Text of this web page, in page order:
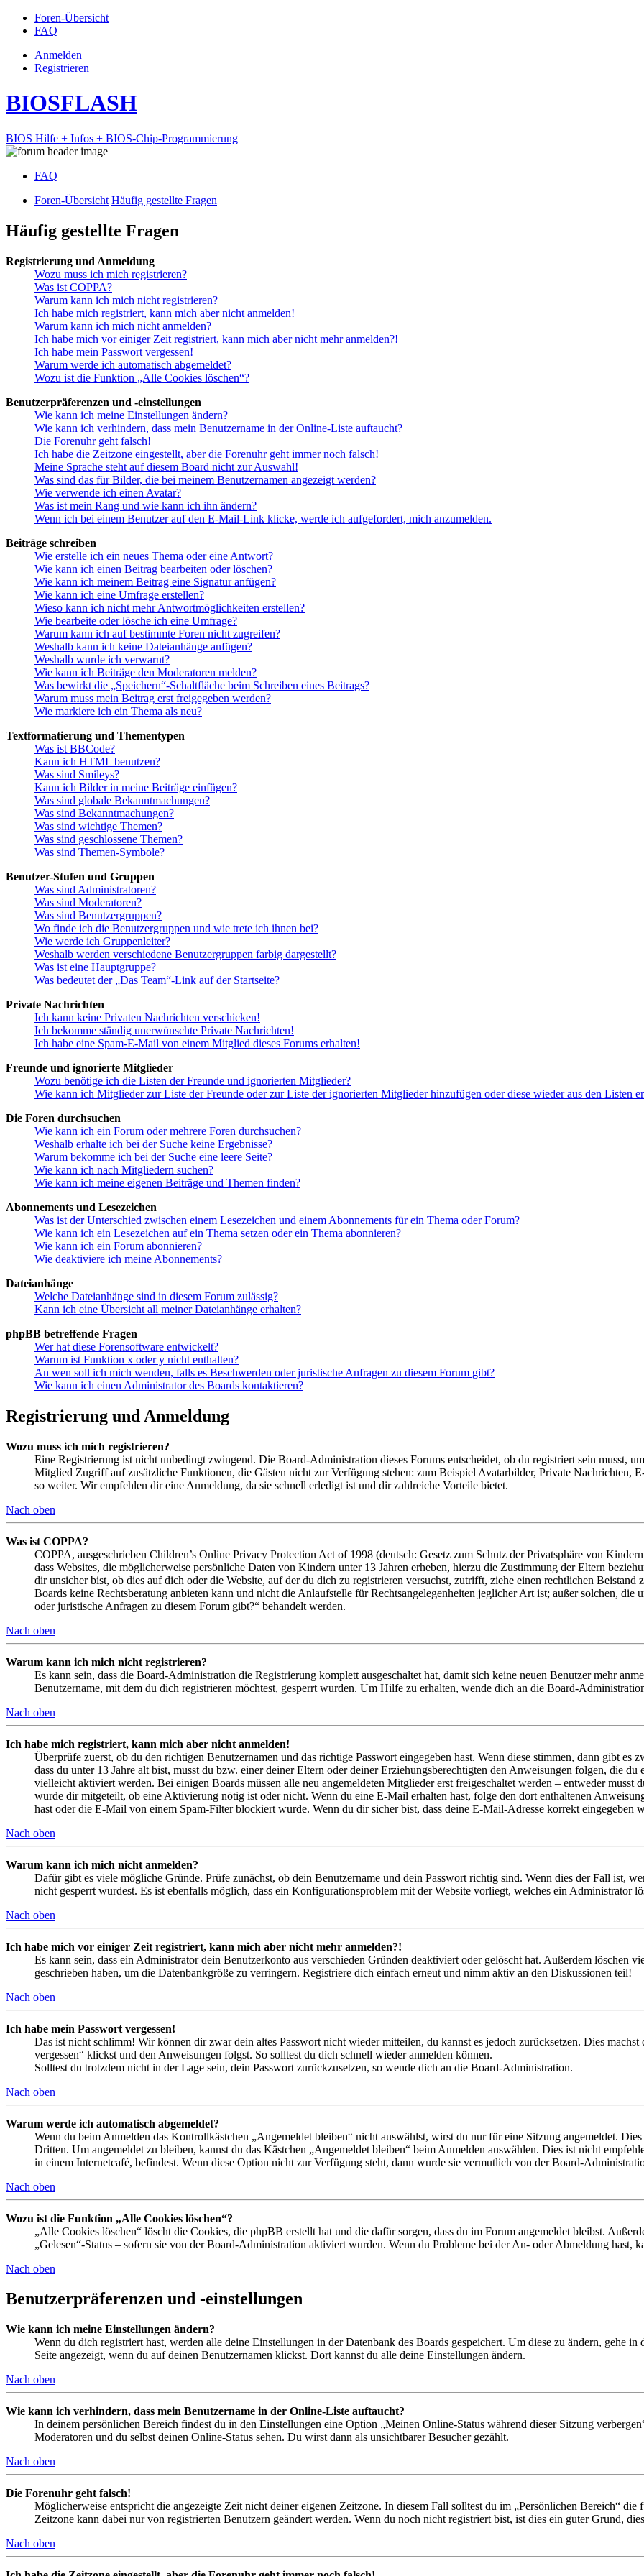
Foren-Übersicht
FAQ
Anmelden
Registrieren
BIOSFLASH
BIOS Hilfe + Infos + BIOS-Chip-Programmierung
FAQ
Foren-Übersicht Häufig gestellte Fragen
Häufig gestellte Fragen
Registrierung und Anmeldung
Wozu muss ich mich registrieren?
Was ist COPPA?
Warum kann ich mich nicht registrieren?
Ich habe mich registriert, kann mich aber nicht anmelden!
Warum kann ich mich nicht anmelden?
Ich habe mich vor einiger Zeit registriert, kann mich aber nicht mehr anmelden?!
Ich habe mein Passwort vergessen!
Warum werde ich automatisch abgemeldet?
Wozu ist die Funktion „Alle Cookies löschen“?
Benutzerpräferenzen und -einstellungen
Wie kann ich meine Einstellungen ändern?
Wie kann ich verhindern, dass mein Benutzername in der Online-Liste auftaucht?
Die Forenuhr geht falsch!
Ich habe die Zeitzone eingestellt, aber die Forenuhr geht immer noch falsch!
Meine Sprache steht auf diesem Board nicht zur Auswahl!
Was sind das für Bilder, die bei meinem Benutzernamen angezeigt werden?
Wie verwende ich einen Avatar?
Was ist mein Rang und wie kann ich ihn ändern?
Wenn ich bei einem Benutzer auf den E-Mail-Link klicke, werde ich aufgefordert, mich anzumelden.
Beiträge schreiben
Wie erstelle ich ein neues Thema oder eine Antwort?
Wie kann ich einen Beitrag bearbeiten oder löschen?
Wie kann ich meinem Beitrag eine Signatur anfügen?
Wie kann ich eine Umfrage erstellen?
Wieso kann ich nicht mehr Antwortmöglichkeiten erstellen?
Wie bearbeite oder lösche ich eine Umfrage?
Warum kann ich auf bestimmte Foren nicht zugreifen?
Weshalb kann ich keine Dateianhänge anfügen?
Weshalb wurde ich verwarnt?
Wie kann ich Beiträge den Moderatoren melden?
Was bewirkt die „Speichern“-Schaltfläche beim Schreiben eines Beitrags?
Warum muss mein Beitrag erst freigegeben werden?
Wie markiere ich ein Thema als neu?
Textformatierung und Thementypen
Was ist BBCode?
Kann ich HTML benutzen?
Was sind Smileys?
Kann ich Bilder in meine Beiträge einfügen?
Was sind globale Bekanntmachungen?
Was sind Bekanntmachungen?
Was sind wichtige Themen?
Was sind geschlossene Themen?
Was sind Themen-Symbole?
Benutzer-Stufen und Gruppen
Was sind Administratoren?
Was sind Moderatoren?
Was sind Benutzergruppen?
Wo finde ich die Benutzergruppen und wie trete ich ihnen bei?
Wie werde ich Gruppenleiter?
Weshalb werden verschiedene Benutzergruppen farbig dargestellt?
Was ist eine Hauptgruppe?
Was bedeutet der „Das Team“-Link auf der Startseite?
Private Nachrichten
Ich kann keine Privaten Nachrichten verschicken!
Ich bekomme ständig unerwünschte Private Nachrichten!
Ich habe eine Spam-E-Mail von einem Mitglied dieses Forums erhalten!
Freunde und ignorierte Mitglieder
Wozu benötige ich die Listen der Freunde und ignorierten Mitglieder?
Wie kann ich Mitglieder zur Liste der Freunde oder zur Liste der ignorierten Mitglieder hinzufügen oder diese wieder aus den Listen
Die Foren durchsuchen
Wie kann ich ein Forum oder mehrere Foren durchsuchen?
Weshalb erhalte ich bei der Suche keine Ergebnisse?
Warum bekomme ich bei der Suche eine leere Seite?
Wie kann ich nach Mitgliedern suchen?
Wie kann ich meine eigenen Beiträge und Themen finden?
Abonnements und Lesezeichen
Was ist der Unterschied zwischen einem Lesezeichen und einem Abonnements für ein Thema oder Forum?
Wie kann ich ein Lesezeichen auf ein Thema setzen oder ein Thema abonnieren?
Wie kann ich ein Forum abonnieren?
Wie deaktiviere ich meine Abonnements?
Dateianhänge
Welche Dateianhänge sind in diesem Forum zulässig?
Kann ich eine Übersicht all meiner Dateianhänge erhalten?
phpBB betreffende Fragen
Wer hat diese Forensoftware entwickelt?
Warum ist Funktion x oder y nicht enthalten?
An wen soll ich mich wenden, falls es Beschwerden oder juristische Anfragen zu diesem Forum gibt?
Wie kann ich einen Administrator des Boards kontaktieren?
Registrierung und Anmeldung
Wozu muss ich mich registrieren?
Eine Registrierung ist nicht unbedingt zwingend. Die Board-Administration dieses Forums entscheidet, ob du registriert sein musst,
Mitglied Zugriff auf zusätzliche Funktionen, die Gästen nicht zur Verfügung stehen: zum Beispiel Avatarbilder, Private Nachrichten,
so weiter. Wir empfehlen dir eine Anmeldung, da sie schnell erledigt ist und dir zahlreiche Vorteile bietet.
Nach oben
Was ist COPPA?
COPPA, ausgeschrieben Children’s Online Privacy Protection Act of 1998 (deutsch: Gesetz zum Schutz der Privatsphäre von
dass Websites, die möglicherweise persönliche Daten von Kindern unter 13 Jahren erheben, hierzu die Zustimmung der Eltern
dir unsicher bist, ob dies auf dich oder die Website, auf der du dich zu registrieren versuchst, zutrifft, ziehe einen rechtlichen
Boards keine Rechtsberatung anbieten kann und nicht die Anlaufstelle für Rechtsangelegenheiten jeglicher Art ist; außer solchen,
oder juristische Anfragen zu diesem Forum gibt?“ behandelt werden.
Nach oben
Warum kann ich mich nicht registrieren?
Es kann sein, dass die Board-Administration die Registrierung komplett ausgeschaltet hat, damit sich keine neuen Benutzer mehr
Benutzername, mit dem du dich registrieren möchtest, gesperrt wurden. Um Hilfe zu erhalten, wende dich an die Board-
Nach oben
Ich habe mich registriert, kann mich aber nicht anmelden!
Überprüfe zuerst, ob du den richtigen Benutzernamen und das richtige Passwort eingegeben hast. Wenn diese stimmen, dann gibt es
dass du unter 13 Jahre alt bist, musst du bzw. einer deiner Eltern oder deiner Erziehungsberechtigten den Anweisungen folgen, die
vielleicht aktiviert werden. Bei einigen Boards müssen alle neu angemeldeten Mitglieder erst freigeschaltet werden – entweder musst
wurde dir mitgeteilt, ob eine Aktivierung nötig ist oder nicht. Wenn du eine E-Mail erhalten hast, folge den dort enthaltenen
hast oder die E-Mail von einem Spam-Filter blockiert wurde. Wenn du dir sicher bist, dass deine E-Mail-Adresse korrekt eingegeben
Nach oben
Warum kann ich mich nicht anmelden?
Dafür gibt es viele mögliche Gründe. Prüfe zunächst, ob dein Benutzername und dein Passwort richtig sind. Wenn dies der Fall ist,
nicht gesperrt wurdest. Es ist ebenfalls möglich, dass ein Konfigurationsproblem mit der Website vorliegt, welches ein Administrator
Nach oben
Ich habe mich vor einiger Zeit registriert, kann mich aber nicht mehr anmelden?!
Es kann sein, dass ein Administrator dein Benutzerkonto aus verschieden Gründen deaktiviert oder gelöscht hat. Außerdem löschen
geschrieben haben, um die Datenbankgröße zu verringern. Registriere dich einfach erneut und nimm aktiv an den Diskussionen teil!
Nach oben
Ich habe mein Passwort vergessen!
Das ist nicht schlimm! Wir können dir zwar dein altes Passwort nicht wieder mitteilen, du kannst es jedoch zurücksetzen. Dies
vergessen“ klickst und den Anweisungen folgst. So solltest du dich schnell wieder anmelden können.
Solltest du trotzdem nicht in der Lage sein, dein Passwort zurückzusetzen, so wende dich an die Board-Administration.
Nach oben
Warum werde ich automatisch abgemeldet?
Wenn du beim Anmelden das Kontrollkästchen „Angemeldet bleiben“ nicht auswählst, wirst du nur für eine Sitzung angemeldet.
Dritten. Um angemeldet zu bleiben, kannst du das Kästchen „Angemeldet bleiben“ beim Anmelden auswählen. Dies ist nicht
in einem Internetcafé, befindest. Wenn diese Option nicht zur Verfügung steht, dann wurde sie vermutlich von der Board-
Nach oben
Wozu ist die Funktion „Alle Cookies löschen“?
„Alle Cookies löschen“ löscht die Cookies, die phpBB erstellt hat und die dafür sorgen, dass du im Forum angemeldet bleibst.
„Gelesen“-Status – sofern sie von der Board-Administration aktiviert wurden. Wenn du Probleme bei der An- oder Abmeldung hast,
Nach oben
Benutzerpräferenzen und -einstellungen
Wie kann ich meine Einstellungen ändern?
Wenn du dich registriert hast, werden alle deine Einstellungen in der Datenbank des Boards gespeichert. Um diese zu ändern, gehe
Seite angezeigt, wenn du auf deinen Benutzernamen klickst. Dort kannst du alle deine Einstellungen ändern.
Nach oben
Wie kann ich verhindern, dass mein Benutzername in der Online-Liste auftaucht?
In deinem persönlichen Bereich findest du in den Einstellungen eine Option „Meinen Online-Status während dieser Sitzung
Moderatoren und du selbst deinen Online-Status sehen. Du wirst dann als unsichtbarer Besucher gezählt.
Nach oben
Die Forenuhr geht falsch!
Möglicherweise entspricht die angezeigte Zeit nicht deiner eigenen Zeitzone. In diesem Fall solltest du im „Persönlichen Bereich“
Zeitzone kann dabei nur von registrierten Benutzern geändert werden. Wenn du noch nicht registriert bist, ist dies ein guter Grund,
Nach oben